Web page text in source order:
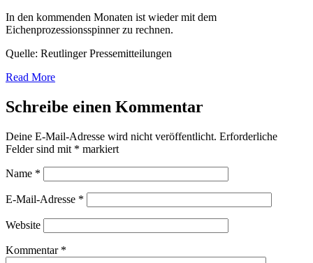
In den kommenden Monaten ist wieder mit dem
Eichenprozessionsspinner zu rechnen.
Quelle: Reutlinger Pressemitteilungen
Read More
Schreibe einen Kommentar
Deine E-Mail-Adresse wird nicht veröffentlicht. Erforderliche
Felder sind mit * markiert
Name *
E-Mail-Adresse *
Website
Kommentar *